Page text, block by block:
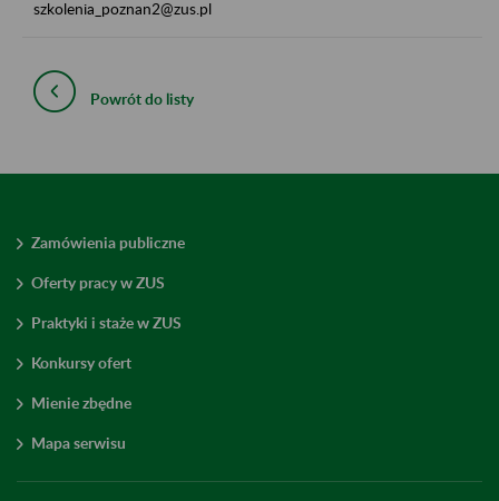
szkolenia_poznan2@zus.pl
Powrót do listy
Zamówienia publiczne
Oferty pracy w ZUS
Praktyki i staże w ZUS
Konkursy ofert
Mienie zbędne
Mapa serwisu